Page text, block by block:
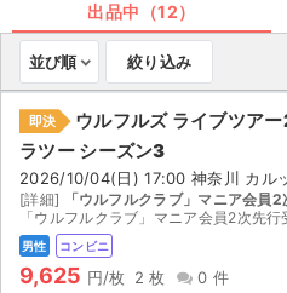
取扱チケット
ライブ・コンサート（国内）
ライブ・コンサート（海外）
イベント
スポーツ
出品中（12）
並び順 絞り込み
即決
ウルフルズ ライブツア
ラツー シーズン3
2026/10/04(日) 17:00 神奈川 カル
[詳細]
「ウルフルクラブ」マニア会員
「ウルフルクラブ」マニア会員2次先行受付で当選したチケットです。 友人と行く予定でしたが、仕事が
男性 コンビニ
9,625 円/枚 2 枚 0 件